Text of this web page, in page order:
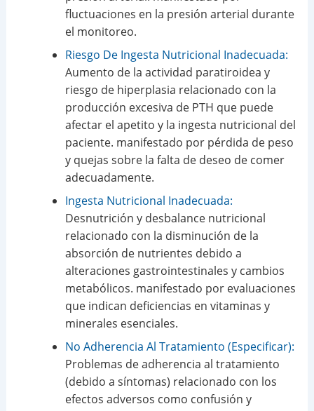
fluctuaciones en la presión arterial durante
el monitoreo.
Riesgo De Ingesta Nutricional Inadecuada:
Aumento de la actividad paratiroidea y
riesgo de hiperplasia relacionado con la
producción excesiva de PTH que puede
afectar el apetito y la ingesta nutricional del
paciente. manifestado por pérdida de peso
y quejas sobre la falta de deseo de comer
adecuadamente.
Ingesta Nutricional Inadecuada:
Desnutrición y desbalance nutricional
relacionado con la disminución de la
absorción de nutrientes debido a
alteraciones gastrointestinales y cambios
metabólicos. manifestado por evaluaciones
que indican deficiencias en vitaminas y
minerales esenciales.
No Adherencia Al Tratamiento (Especificar):
Problemas de adherencia al tratamiento
(debido a síntomas) relacionado con los
efectos adversos como confusión y